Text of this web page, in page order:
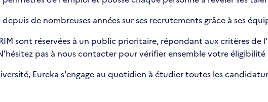
de nombreuses années sur ses recrutements grâce à ses
sont réservées à un public prioritaire, répondant aux critères de
pas à nous contacter pour vérifier ensemble votre éligibilité
Eureka s'engage au quotidien à étudier toutes les